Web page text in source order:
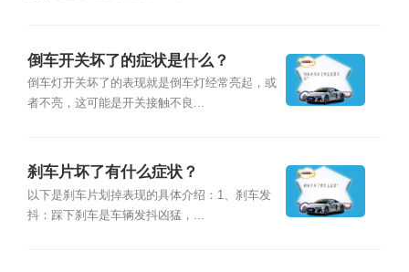
倒车开关坏了的症状是什么？
倒车灯开关坏了的表现就是倒车灯经常亮起，或
者不亮，这可能是开关接触不良...
刹车片坏了有什么症状？
以下是刹车片划掉表现的具体介绍：1、刹车发
抖：踩下刹车是车辆发抖凶猛，...